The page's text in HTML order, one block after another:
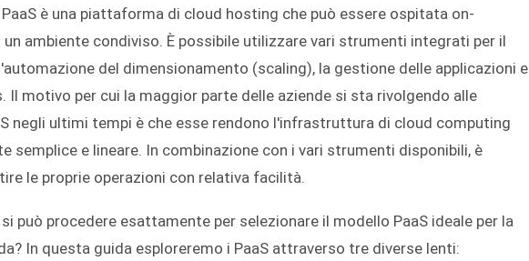
PaaS è una piattaforma di cloud hosting che può essere ospitata on-
un ambiente condiviso. È possibile utilizzare vari strumenti integrati per il
del dimensionamento (scaling), la gestione delle applicazioni e
Il motivo per cui la maggior parte delle aziende si sta rivolgendo alle
negli ultimi tempi è che esse rendono l'infrastruttura di cloud computing
semplice e lineare. In combinazione con i vari strumenti disponibili, è
le proprie operazioni con relativa facilità.
può procedere esattamente per selezionare il modello PaaS ideale per la
In questa guida esploreremo i PaaS attraverso tre diverse lenti: